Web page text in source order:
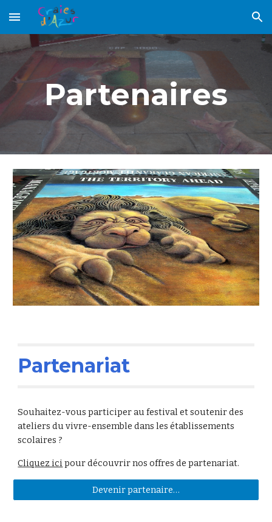
Skip to main content Skip to navigation
Partenaires
Partenariat
Souhaitez-vous participer au festival et soutenir des
ateliers du vivre-ensemble dans les établissements
scolaires ?
Cliquez ici pour découvrir nos offres de partenariat.
Devenir partenaire…